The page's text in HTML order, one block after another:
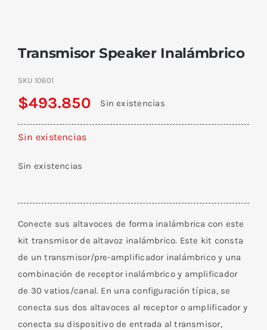
Transmisor Speaker Inalámbrico
SKU 10601
$493.850 Sin existencias
Sin existencias
Sin existencias
Conecte sus altavoces de forma inalámbrica con este
kit transmisor de altavoz inalámbrico. Este kit consta
de un transmisor/pre-amplificador inalámbrico y una
combinación de receptor inalámbrico y amplificador
de 30 vatios/canal. En una configuración típica, se
conecta sus dos altavoces al receptor o amplificador y
conecta su dispositivo de entrada al transmisor,